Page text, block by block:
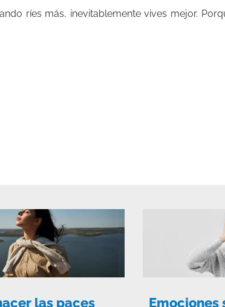
ríes más, inevitablemente vives mejor.
las paces
Emociones